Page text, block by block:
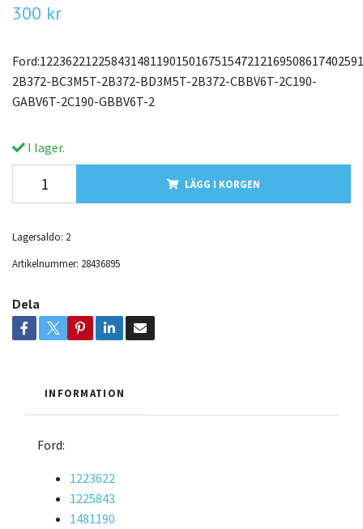
300 kr
2B372-BC3M5T-2B372-BD3M5T-2B372-CBBV6T-2C190-
GABV6T-2C190-GBBV6T-2
I lager.
LÄGG I KORGEN
Lagersaldo: 2
Artikelnummer: 28436895
Dela
INFORMATION
Ford:
1223622
1225843
1481190